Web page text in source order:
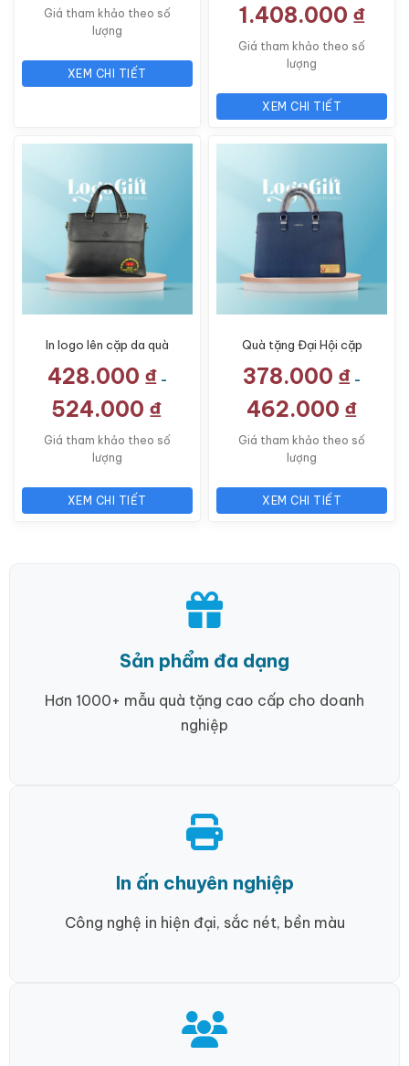
Giá tham khảo theo số
lượng
XEM CHI TIẾT
1.408.000 ₫
Giá tham khảo theo số
lượng
XEM CHI TIẾT
In logo lên cặp da quà
hiệu FADODA LG-
428.000 ₫ -
524.000 ₫
Giá tham khảo theo số
lượng
XEM CHI TIẾT
Quà tặng Đại Hội cặp
KUQDAISHU LG-CD02
378.000 ₫ -
462.000 ₫
Giá tham khảo theo số
lượng
XEM CHI TIẾT
Sản phẩm đa dạng
Hơn 1000+ mẫu quà tặng cao cấp cho doanh
nghiệp
In ấn chuyên nghiệp
Công nghệ in hiện đại, sắc nét, bền màu